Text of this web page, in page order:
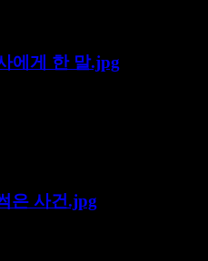
에게 한 말.jpg
은 사건.jpg